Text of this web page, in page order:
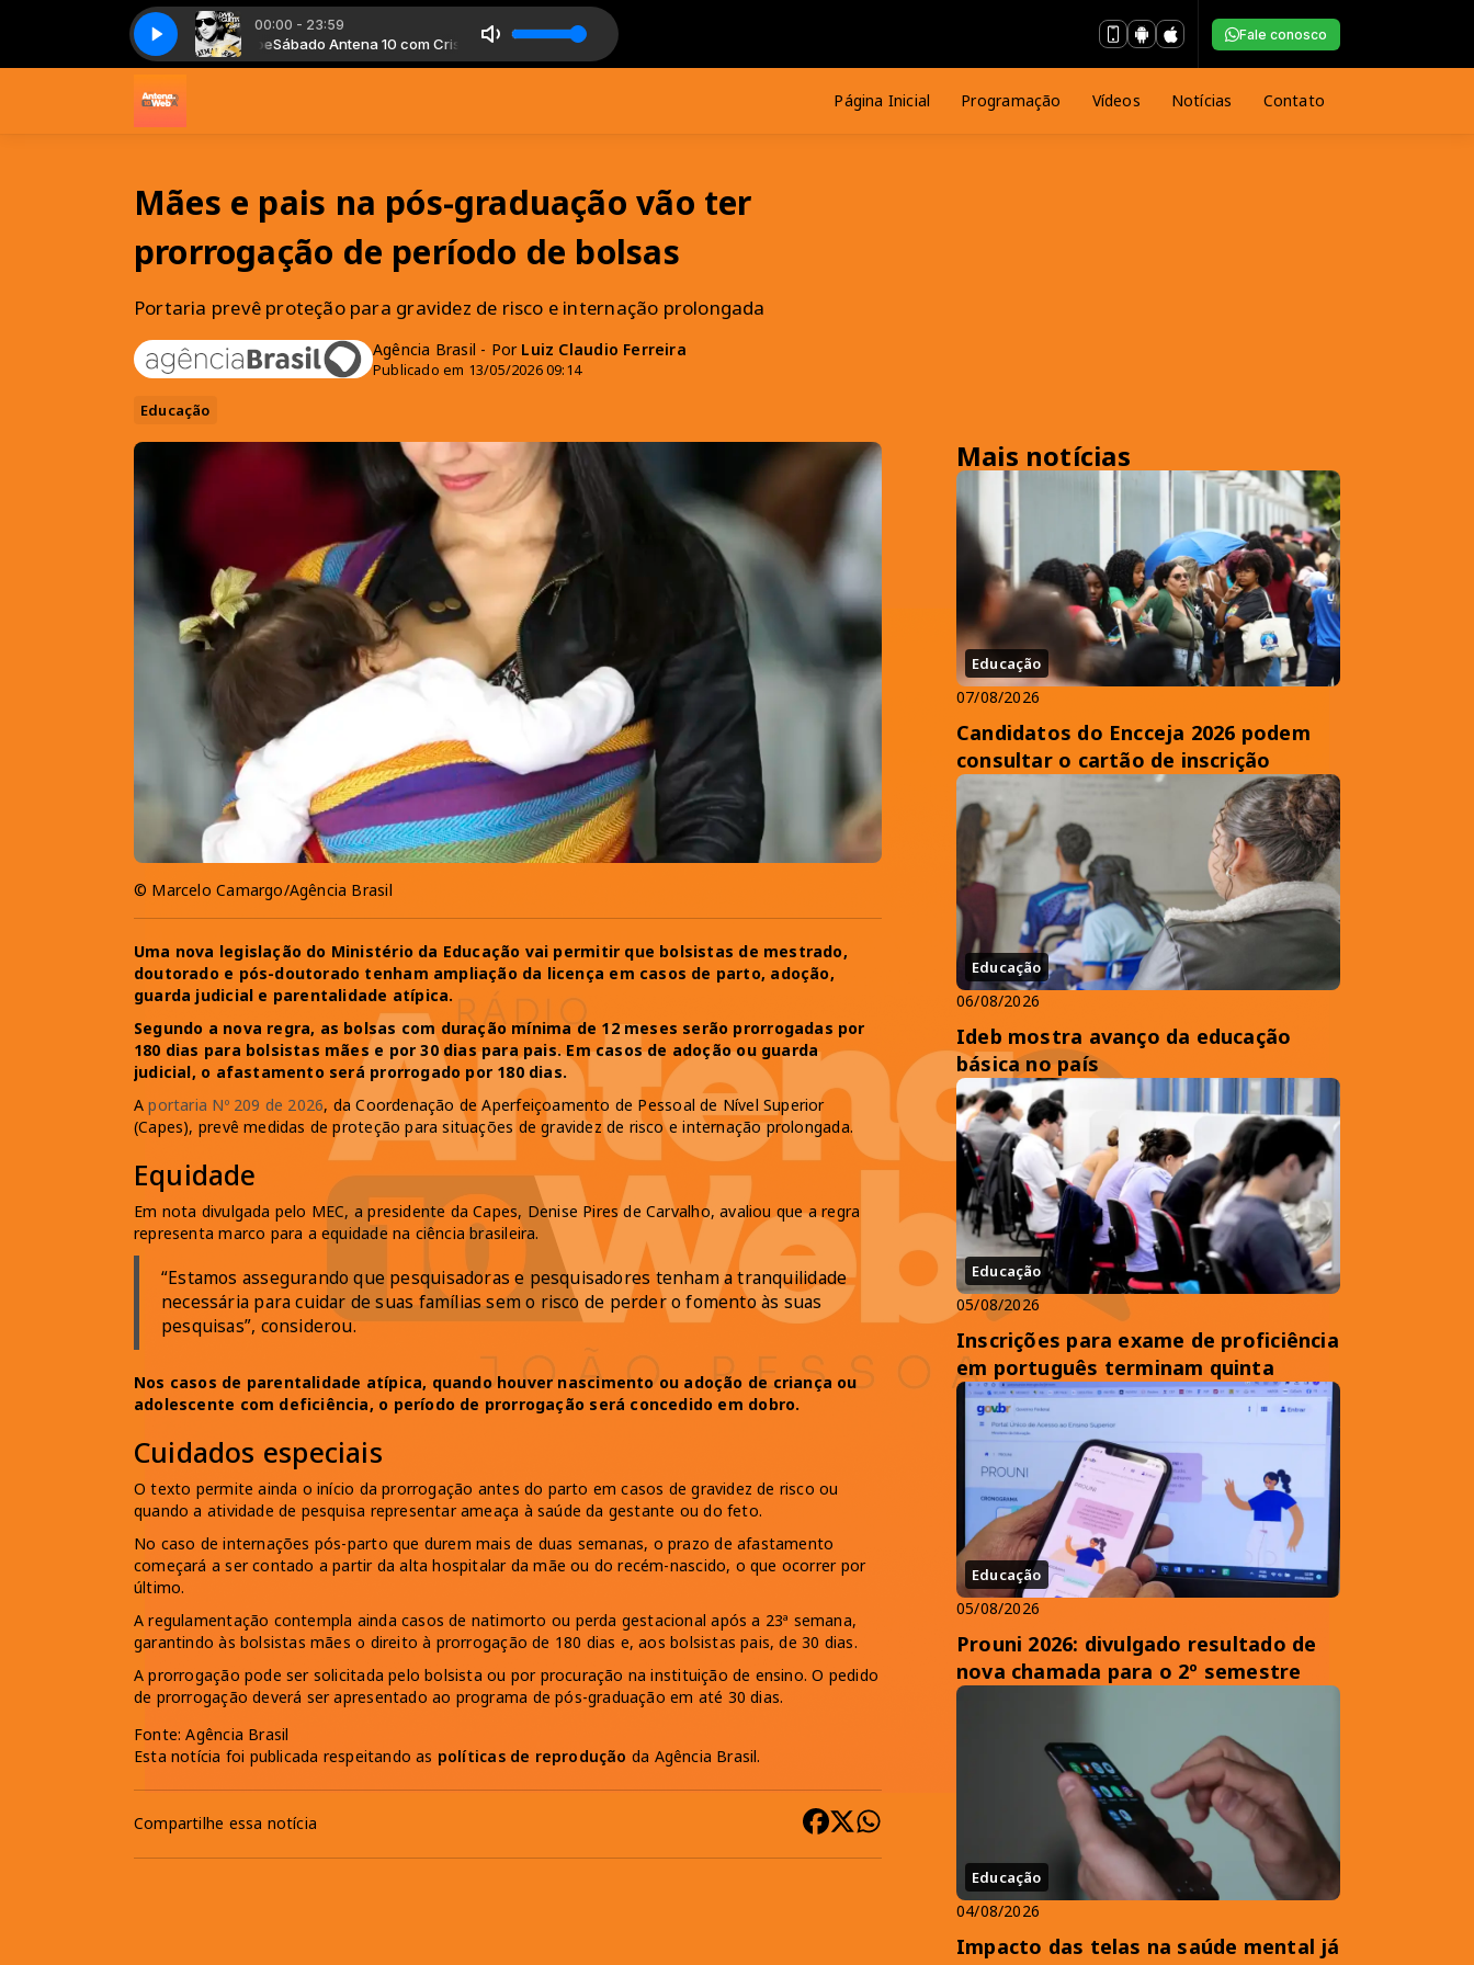
00:00 - 23:59
Antena 10 com Cristiano NoeSábado Antena 10 com Cristiano Noe
_ (feat. Rihanna) (Single Version) David Guetta - Who_s That Chick _ (feat. Rihanna) (Single Version)
Fale conosco
Página Inicial Programação Vídeos Notícias Contato
Mães e pais na pós-graduação vão ter
prorrogação de período de bolsas
Portaria prevê proteção para gravidez de risco e internação prolongada
Agência Brasil - Por Luiz Claudio Ferreira
Publicado em 13/05/2026 09:14
Educação
© Marcelo Camargo/Agência Brasil
Uma nova legislação do Ministério da Educação vai permitir que bolsistas de mestrado,
doutorado e pós-doutorado tenham ampliação da licença em casos de parto, adoção,
guarda judicial e parentalidade atípica.
Segundo a nova regra, as bolsas com duração mínima de 12 meses serão prorrogadas por
180 dias para bolsistas mães e por 30 dias para pais. Em casos de adoção ou guarda
judicial, o afastamento será prorrogado por 180 dias.
Aportaria Nº 209 de 2026, da Coordenação de Aperfeiçoamento de Pessoal de Nível Superior
(Capes), prevê medidas de proteção para situações de gravidez de risco e internação prolongada.
Equidade
Em nota divulgada pelo MEC, a presidente da Capes, Denise Pires de Carvalho, avaliou que a regra
representa marco para a equidade na ciência brasileira.
“Estamos assegurando que pesquisadoras e pesquisadores tenham a tranquilidade
necessária para cuidar de suas famílias sem o risco de perder o fomento às suas
pesquisas”, considerou.
Nos casos de parentalidade atípica, quando houver nascimento ou adoção de criança ou
adolescente com deficiência, o período de prorrogação será concedido em dobro.
Cuidados especiais
O texto permite ainda o início da prorrogação antes do parto em casos de gravidez de risco ou
quando a atividade de pesquisa representar ameaça à saúde da gestante ou do feto.
No caso de internações pós-parto que durem mais de duas semanas, o prazo de afastamento
começará a ser contado a partir da alta hospitalar da mãe ou do recém-nascido, o que ocorrer por
último.
A regulamentação contempla ainda casos de natimorto ou perda gestacional após a 23ª semana,
garantindo às bolsistas mães o direito à prorrogação de 180 dias e, aos bolsistas pais, de 30 dias.
A prorrogação pode ser solicitada pelo bolsista ou por procuração na instituição de ensino. O pedido
de prorrogação deverá ser apresentado ao programa de pós-graduação em até 30 dias.
Fonte: Agência Brasil
Esta notícia foi publicada respeitando as políticas de reprodução da Agência Brasil.
Compartilhe essa notícia
Mais notícias
Educação
07/08/2026
Candidatos do Encceja 2026 podem
consultar o cartão de inscrição
Educação
06/08/2026
Ideb mostra avanço da educação
básica no país
Educação
05/08/2026
Inscrições para exame de proficiência
em português terminam quinta
Educação
05/08/2026
Prouni 2026: divulgado resultado de
nova chamada para o 2º semestre
Educação
04/08/2026
Impacto das telas na saúde mental já